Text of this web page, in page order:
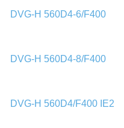
DVG-H 560D4-6/F400
DVG-H 560D4-8/F400
DVG-H 560D4/F400 IE2